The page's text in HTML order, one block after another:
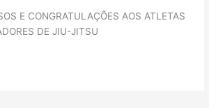
E CONGRATULAÇÕES AOS ATLETAS
DE JIU-JITSU